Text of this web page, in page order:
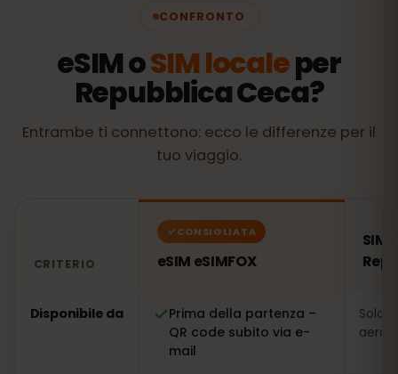
CONFRONTO
eSIM oSIM localeper
Repubblica Ceca?
Entrambe ti connettono: ecco le differenze per il
tuo viaggio.
CRITERIO
CONSIGLIATA
eSIM eSIMFOX
SIM
Disponibile da
Prima della partenza –
QR code subito via e-
mail
Solo